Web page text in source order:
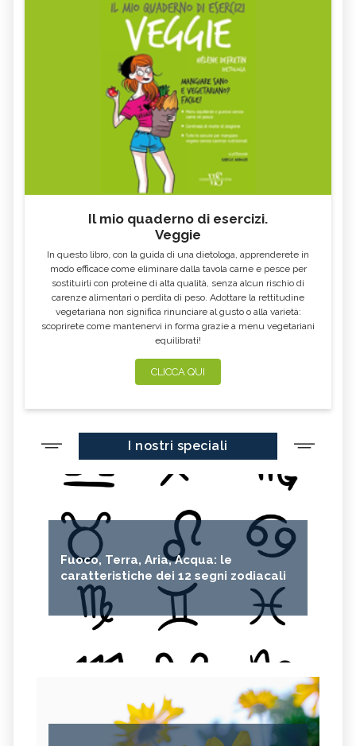
Il mio quaderno di esercizi.
Veggie
In questo libro, con la guida di una dietologa, apprenderete in
modo efficace come eliminare dalla tavola carne e pesce per
sostituirli con proteine di alta qualità, senza alcun rischio di
carenze alimentari o perdita di peso. Adottare la rettitudine
vegetariana non significa rinunciare al gusto o alla varietà:
scoprirete come mantenervi in forma grazie a menu vegetariani
equilibrati!
CLICCA QUI
I nostri speciali
Fuoco, Terra, Aria, Acqua: le
caratteristiche dei 12 segni zodiacali